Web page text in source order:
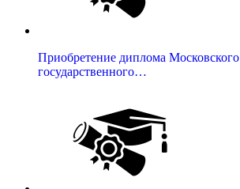
Приобретение диплома Московского
государственного…